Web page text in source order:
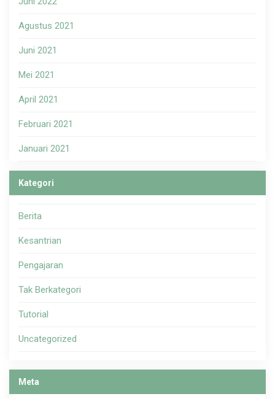
Agustus 2021
Juni 2021
Mei 2021
April 2021
Februari 2021
Januari 2021
Kategori
Berita
Kesantrian
Pengajaran
Tak Berkategori
Tutorial
Uncategorized
Meta